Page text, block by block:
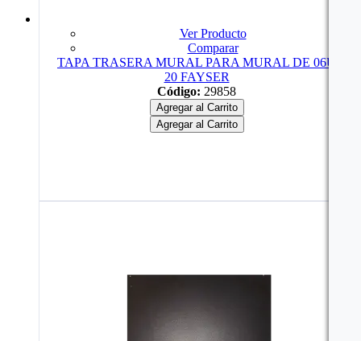
Ver Producto
Comparar
TAPA TRASERA MURAL PARA MURAL DE 06U
20 FAYSER
Código: 29858
Agregar al Carrito
Agregar al Carrito